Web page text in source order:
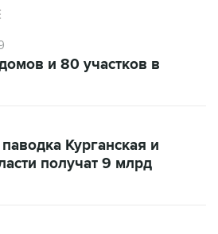
и 80 участков в
Курганская и
получат 9 млрд